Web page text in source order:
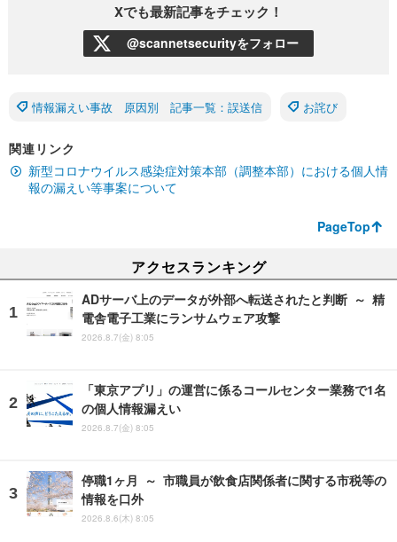
Xでも最新記事をチェック！
@scannetsecurityをフォロー
情報漏えい事故 原因別 記事一覧：誤送信 お詫び
関連リンク
新型コロナウイルス感染症対策本部（調整本部）における個人情
報の漏えい等事案について
PageTop
アクセスランキング
ADサーバ上のデータが外部へ転送されたと判断 ～ 精
電舎電子工業にランサムウェア攻撃
2026.8.7(金) 8:05
「東京アプリ」の運営に係るコールセンター業務で1名
の個人情報漏えい
2026.8.7(金) 8:05
停職1ヶ月 ～ 市職員が飲食店関係者に関する市税等の
情報を口外
2026.8.6(木) 8:05